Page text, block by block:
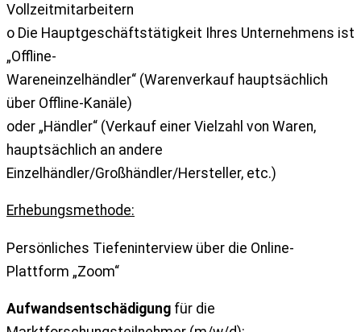
Vollzeitmitarbeitern
o Die Hauptgeschäftstätigkeit Ihres Unternehmens ist
„Offline-
Wareneinzelhändler“ (Warenverkauf hauptsächlich
über Offline-Kanäle)
oder „Händler“ (Verkauf einer Vielzahl von Waren,
hauptsächlich an andere
Einzelhändler/Großhändler/Hersteller, etc.)
Erhebungsmethode:
Persönliches Tiefeninterview über die Online-
Plattform „Zoom“
Aufwandsentschädigung für die